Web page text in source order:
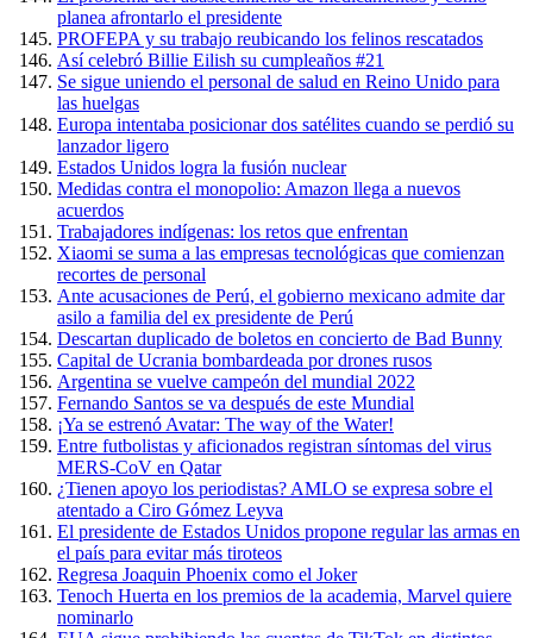
planea afrontarlo el presidente
PROFEPA y su trabajo reubicando los felinos rescatados
Así celebró Billie Eilish su cumpleaños #21
Se sigue uniendo el personal de salud en Reino Unido para
las huelgas
Europa intentaba posicionar dos satélites cuando se perdió su
lanzador ligero
Estados Unidos logra la fusión nuclear
Medidas contra el monopolio: Amazon llega a nuevos
acuerdos
Trabajadores indígenas: los retos que enfrentan
Xiaomi se suma a las empresas tecnológicas que comienzan
recortes de personal
Ante acusaciones de Perú, el gobierno mexicano admite dar
asilo a familia del ex presidente de Perú
Descartan duplicado de boletos en concierto de Bad Bunny
Capital de Ucrania bombardeada por drones rusos
Argentina se vuelve campeón del mundial 2022
Fernando Santos se va después de este Mundial
¡Ya se estrenó Avatar: The way of the Water!
Entre futbolistas y aficionados registran síntomas del virus
MERS-CoV en Qatar
¿Tienen apoyo los periodistas? AMLO se expresa sobre el
atentado a Ciro Gómez Leyva
El presidente de Estados Unidos propone regular las armas en
el país para evitar más tiroteos
Regresa Joaquin Phoenix como el Joker
Tenoch Huerta en los premios de la academia, Marvel quiere
nominarlo